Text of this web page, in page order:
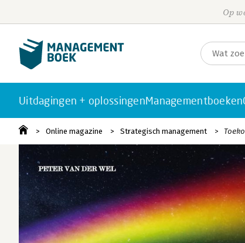
Op
Uitdagingen + oplossingenManagementboeken
Online magazine Strategisch management